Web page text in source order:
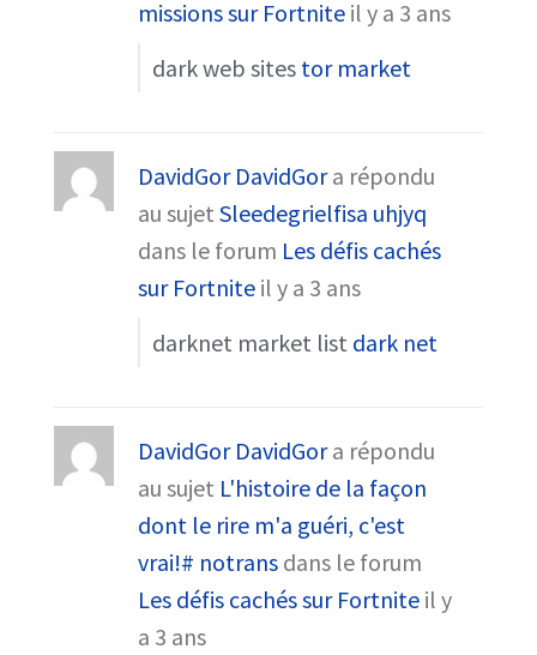
missions sur Fortnite il y a 3 ans
dark web sites tor market
DavidGor DavidGora répondu
au sujetSleedegrielfisa uhjyq
dans le forum Les défis cachés
sur Fortnite il y a 3 ans
darknet market list dark net
DavidGor DavidGora répondu
au sujet L'histoire de la façon
dont le rire m'a guéri, c'est
vrai!# notrans dans le forum
Les défis cachés sur Fortnite il y
a 3 ans